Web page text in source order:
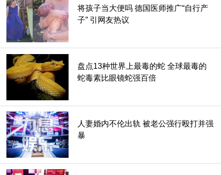
▲消防员拆解秋千，救出卡屁男。
消防队员带著工具前来救援，先试著合力把该男从秋千上拉起
来，但是实在没有办法，于是就拿出工具，解开秋千上的螺丝
钉，整个拆解之后顺利救出这名青少年，前后花了40分钟，
当时已经是早上8点半了，幸好最后没有人受伤。
将孩子当大便吗 德国医师推广“自行产
子” 引网友热议
盘点13种世界上最毒的蛇 全球最毒的
蛇毒素比眼镜蛇强百倍
人妻婚内不伦出轨 被老公强行殴打并强
暴